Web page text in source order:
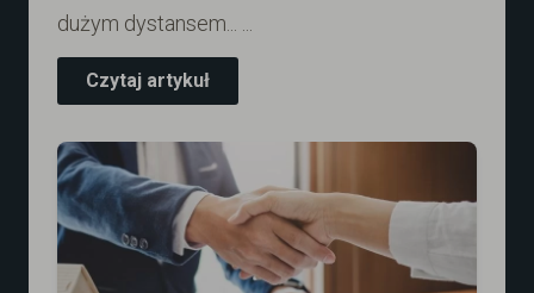
dużym dystansem... ...
Czytaj artykuł